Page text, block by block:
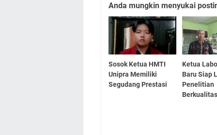
Anda mungkin menyukai
Sosok Ketua HMTI
Unipra Memiliki
Segudang Prestasi
Ketua
Baru Siap
Penelitian
Berkualitas